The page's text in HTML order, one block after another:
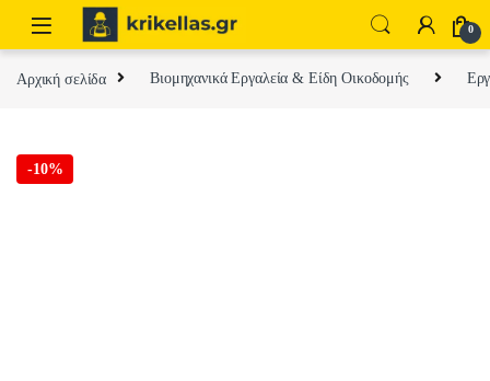
Skip to navigation
Skip to content
0
Αρχική σελίδα Βιομηχανικά Εργαλεία & Είδη Οικοδομής
-10%